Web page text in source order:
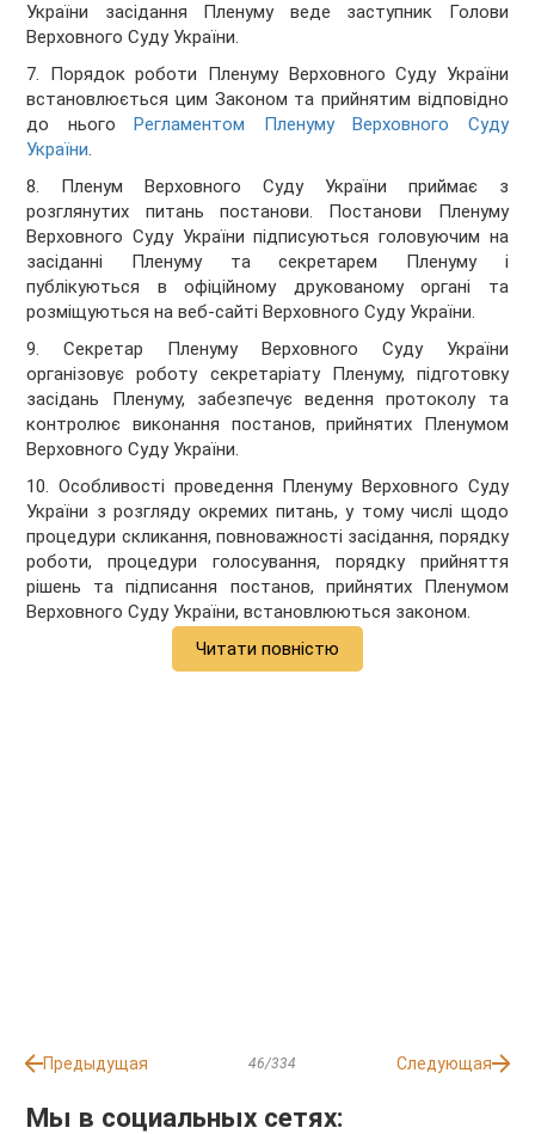
України засідання Пленуму веде заступник Голови
Верховного Суду України.
7. Порядок роботи Пленуму Верховного Суду України
встановлюється цим Законом та прийнятим відповідно
до ньогоРегламентом Пленуму Верховного Суду
України.
8. Пленум Верховного Суду України приймає з
розглянутих питань постанови. Постанови Пленуму
Верховного Суду України підписуються головуючим на
засіданні Пленуму та секретарем Пленуму і
публікуються в офіційному друкованому органі та
розміщуються на веб-сайті Верховного Суду України.
9. Секретар Пленуму Верховного Суду України
організовує роботу секретаріату Пленуму, підготовку
засідань Пленуму, забезпечує ведення протоколу та
контролює виконання постанов, прийнятих Пленумом
Верховного Суду України.
10. Особливості проведення Пленуму Верховного Суду
України з розгляду окремих питань, у тому числі щодо
процедури скликання, повноважності засідання, порядку
роботи, процедури голосування, порядку прийняття
рішень та підписання постанов, прийнятих Пленумом
Верховного Суду України, встановлюються законом.
Читати повністю
Предыдущая 46/334 Следующая
Мы в социальных сетях: